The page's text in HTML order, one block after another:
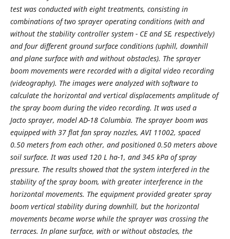
test was conducted with eight treatments, consisting in
combinations of two sprayer operating conditions (with and
without the stability controller system - CE and SE, respectively)
and four different ground surface conditions (uphill, downhill
and plane surface with and without obstacles). The sprayer
boom movements were recorded with a digital video recording
(videography). The images were analyzed with software to
calculate the horizontal and vertical displacements amplitude of
the spray boom during the video recording. It was used a
Jacto sprayer, model AD-18 Columbia. The sprayer boom was
equipped with 37 flat fan spray nozzles, AVI 11002, spaced
0.50 meters from each other, and positioned 0.50 meters above
soil surface. It was used 120 L ha-1, and 345 kPa of spray
pressure. The results showed that the system interfered in the
stability of the spray boom, with greater interference in the
horizontal movements. The equipment provided greater spray
boom vertical stability during downhill, but the horizontal
movements became worse while the sprayer was crossing the
terraces. In plane surface, with or without obstacles, the